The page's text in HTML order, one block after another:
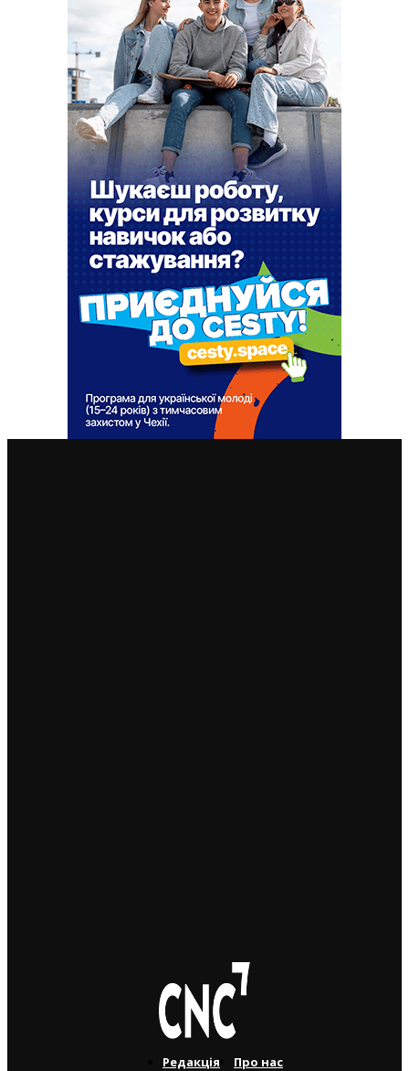
Редакція Про нас